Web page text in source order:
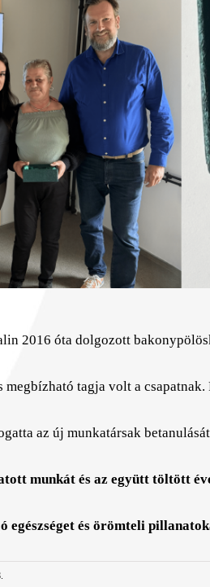
2016 óta dolgozott
tagja volt a
az új munkatársak
munkát és az együtt töltött
egészséget és örömteli